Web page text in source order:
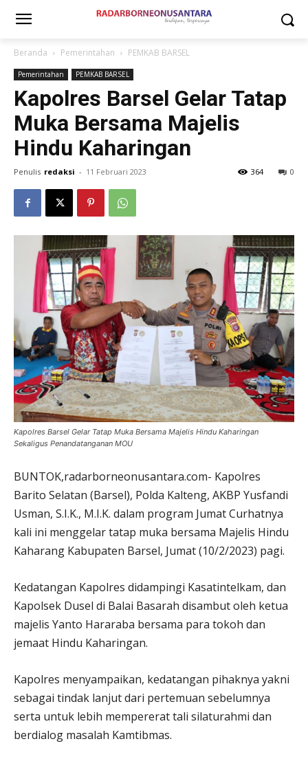
Beranda Pemerintahan PEMKAB BARSEL
Pemerintahan PEMKAB BARSEL
Kapolres Barsel Gelar Tatap
Muka Bersama Majelis
Hindu Kaharingan
Penulis redaksi - 11 Februari 2023 0
364
Kapolres Barsel Gelar Tatap Muka Bersama Majelis Hindu Kaharingan
Sekaligus Penandatanganan MOU
BUNTOK,radarborneonusantara.com- Kapolres
Barito Selatan (Barsel), Polda Kalteng, AKBP Yusfandi
Usman, S.I.K., M.I.K. dalam program Jumat Curhatnya
kali ini menggelar tatap muka bersama Majelis Hindu
Kaharang Kabupaten Barsel, Jumat (10/2/2023) pagi.
Kedatangan Kapolres didampingi Kasatintelkam, dan
Kapolsek Dusel di Balai Basarah disambut oleh ketua
majelis Yanto Hararaba bersama para tokoh dan
jemaat Hindu Kaharingan.
Kapolres menyampaikan, kedatangan pihaknya yakni
sebagai tindak lanjut dari pertemuan sebelumnya
serta untuk lebih mempererat tali silaturahmi dan
berdialog masalah Kamtibmas.